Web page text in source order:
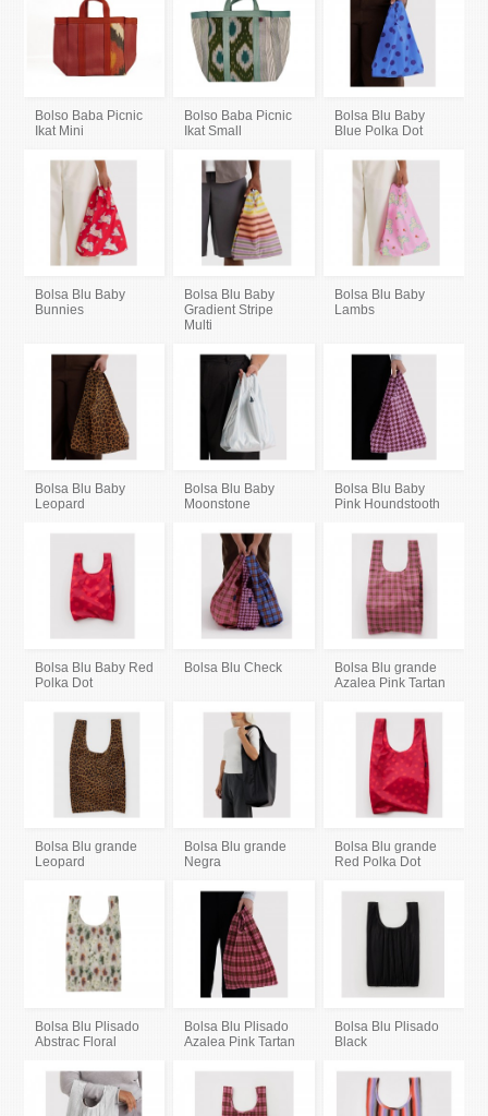
Bolso Baba Picnic
Ikat Mini
Bolso Baba Picnic
Ikat Small
Bolsa Blu Baby
Blue Polka Dot
Bolsa Blu Baby
Bunnies
Bolsa Blu Baby
Gradient Stripe
Multi
Bolsa Blu Baby
Lambs
Bolsa Blu Baby
Leopard
Bolsa Blu Baby
Moonstone
Bolsa Blu Baby
Pink Houndstooth
Bolsa Blu Baby Red
Polka Dot
Bolsa Blu Check
Bolsa Blu grande
Azalea Pink Tartan
Bolsa Blu grande
Leopard
Bolsa Blu grande
Negra
Bolsa Blu grande
Red Polka Dot
Bolsa Blu Plisado
Abstrac Floral
Bolsa Blu Plisado
Azalea Pink Tartan
Bolsa Blu Plisado
Black